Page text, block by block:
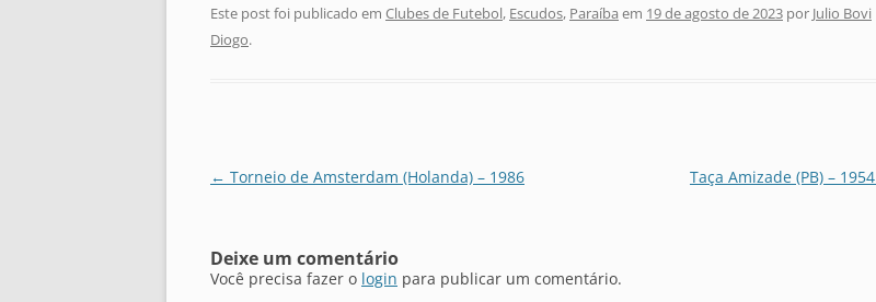
Este post foi publicado em Clubes de Futebol, Escudos, Paraíba em 19 de agosto de 2023 por Julio Bovi
Diogo.
Navegação
← Torneio de Amsterdam (Holanda) – 1986 Taça Amizade (PB) – 1954
Deixe um comentário
Você precisa fazer o login para publicar um comentário.